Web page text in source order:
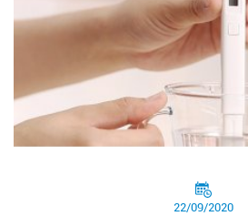
22/09/2020